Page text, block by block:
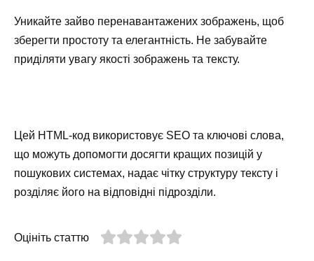
Уникайте зайво перенавантажених зображень, щоб
зберегти простоту та елегантність. Не забувайте
приділяти увагу якості зображень та тексту.
Цей HTML-код використовує SEO та ключові слова,
що можуть допомогти досягти кращих позицій у
пошукових системах, надає чітку структуру тексту і
розділяє його на відповідні підрозділи.
Оцініть статтю